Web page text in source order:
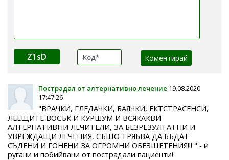
Z1sD
Пострадал от алтернативно лечение 19.08.2020
17:47:26
"ВРАЧКИ, ГЛЕДАЧКИ, БАЯЧКИ, ЕКТСТРАСЕНСИ,
ЛЕЕЩИТЕ ВОСЪК И КУРШУМ И ВСЯКАКВИ
АЛТЕРНАТИВНИ ЛЕЧИТЕЛИ, ЗА БЕЗРЕЗУЛТАТНИ И
УВРЕЖДАЩИ ЛЕЧЕНИЯ, СЪЩО ТРЯБВА ДА БЪДАТ
СЪДЕНИ И ГОНЕНИ ЗА ОГРОМНИ ОБЕЗЩЕТЕНИЯ!!! " - и
ругани и побийвани от пострадали пациенти!